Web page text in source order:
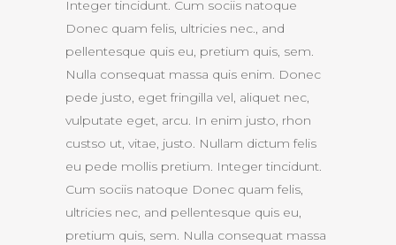
Integer tincidunt. Cum sociis natoque
Donec quam felis, ultricies nec., and
pellentesque quis eu, pretium quis, sem.
Nulla consequat massa quis enim. Donec
pede justo, eget fringilla vel, aliquet nec,
vulputate eget, arcu. In enim justo, rhon
custso ut, vitae, justo. Nullam dictum felis
eu pede mollis pretium. Integer tincidunt.
Cum sociis natoque Donec quam felis,
ultricies nec, and pellentesque quis eu,
pretium quis, sem. Nulla consequat massa